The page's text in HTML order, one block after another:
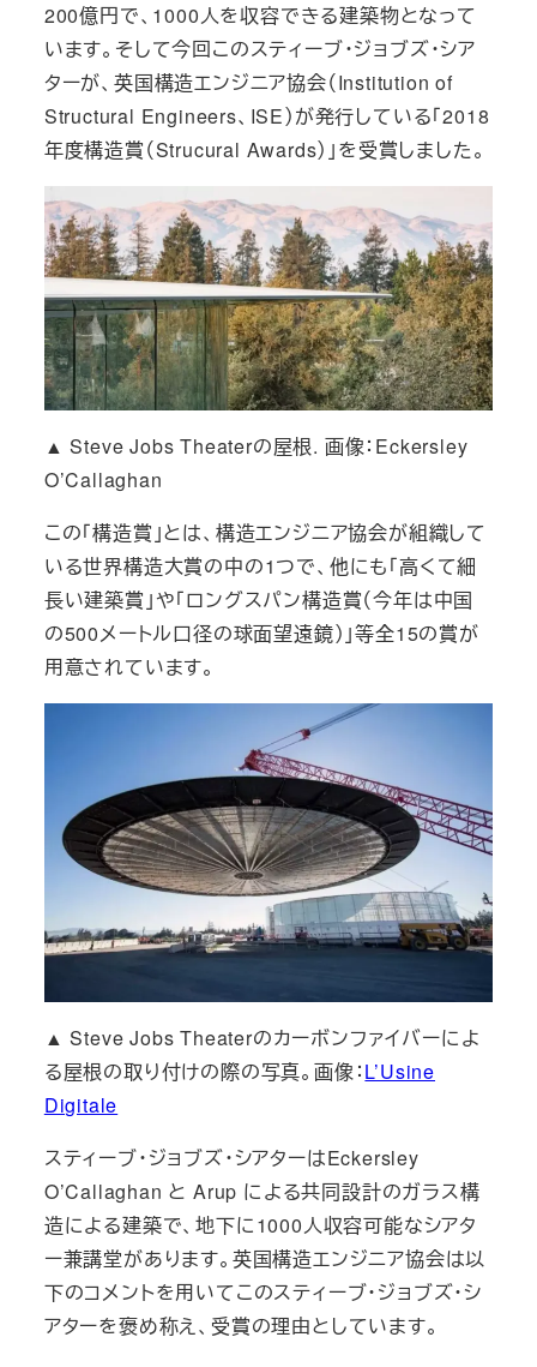
200億円で、1000人を収容できる建築物となって
います。そして今回このスティーブ・ジョブズ・シア
ターが、英国構造エンジニア協会（Institution of
Structural Engineers、ISE）が発行している「2018
年度構造賞（Strucural Awards）」を受賞しました。
▲ Steve Jobs Theaterの屋根. 画像：Eckersley
O’Callaghan
この「構造賞 」とは、構造エンジニア協会が組織して
いる世界構造大賞の中の1つで、他にも「高くて細
長い建築賞」や「ロングスパン構造賞（今年は中国
の500メートル口径の球面望遠鏡）」等全15の賞が
用意されています。
▲ Steve Jobs Theaterのカーボンファイバーによ
る屋根の取り付けの際の写真。画像：L’Usine
Digitale
スティーブ・ジョブズ・シアターはEckersley
O’Callaghan と Arup による共同設計のガラス構
造による建築で、地下に1000人収容可能なシアタ
ー兼講堂があります。英国構造エンジニア協会は以
下のコメントを用いてこのスティーブ・ジョブズ・シ
アターを褒め称え、受賞の理由としています。